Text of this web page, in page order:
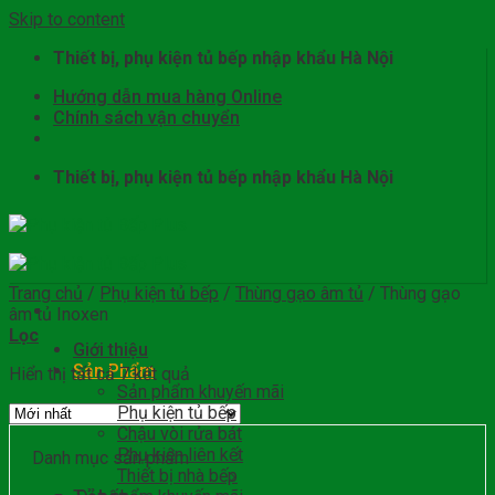
Skip to content
Thiết bị, phụ kiện tủ bếp nhập khẩu Hà Nội
Hướng dẫn mua hàng Online
Chính sách vận chuyển
Thiết bị, phụ kiện tủ bếp nhập khẩu Hà Nội
Giới thiệu
Sản Phẩm
Sản phẩm khuyến mãi
Phụ kiện tủ bếp
Chậu vòi rửa bát
Phụ kiện liên kết
Thiết bị nhà bếp
Trang chủ / Phụ kiện tủ bếp / Thùng gạo âm tủ / Thùng gạo
âm tủ Inoxen
Lọc
Hiển thị tất cả 7 kết quả
Danh mục sản phẩm